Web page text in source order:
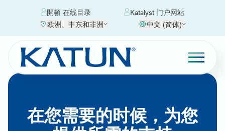
開頓 在线目录
Katalyst 门户网站
欧洲、中东和非洲
中文 (简体)
在您需要的时候，为您